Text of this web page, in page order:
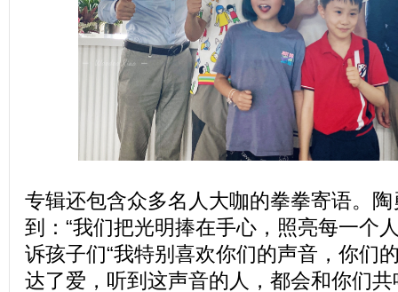
专辑还包含众多名人大咖的拳拳寄语。
到：“我们把光明捧在手心，照亮每一个
诉孩子们“我特别喜欢你们的声音，你们
达了爱，听到这声音的人，都会和你们共